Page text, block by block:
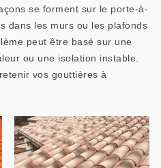
se forment sur le porte-à-
dans les murs ou les plafonds
peut être basé sur une
ou une isolation instable.
vos gouttières à